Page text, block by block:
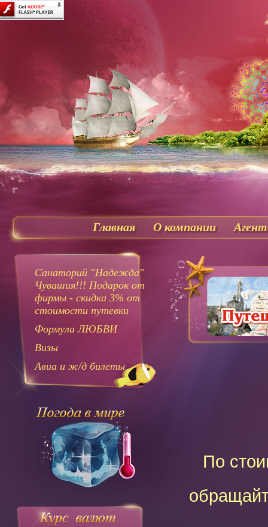
Главная О компании
Санаторий "Надежда"
Чувашия!!! Подарок от
фирмы - скидка 3% от
стоимости путевки
Формула ЛЮБВИ
Визы
Авиа и ж/д билеты
По